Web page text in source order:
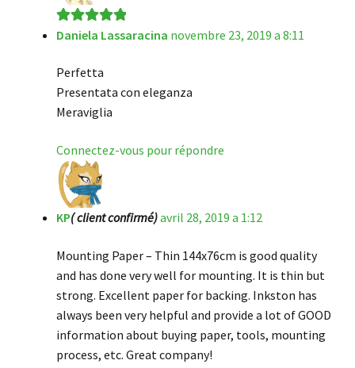
Note5sur 5
Daniela Lassaracina novembre 23, 2019 a 8:11
Perfetta
Presentata con eleganza
Meraviglia
Connectez-vous pour répondre
KP( client confirmé)avril 28, 2019 a 1:12
Mounting Paper – Thin 144x76cm is good quality
and has done very well for mounting. It is thin but
strong. Excellent paper for backing. Inkston has
always been very helpful and provide a lot of GOOD
information about buying paper, tools, mounting
process, etc. Great company!